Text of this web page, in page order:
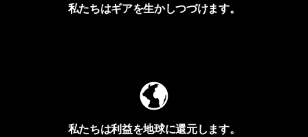
私たちはギアを生かしつづけます。
私たちは利益を地球に還元します。